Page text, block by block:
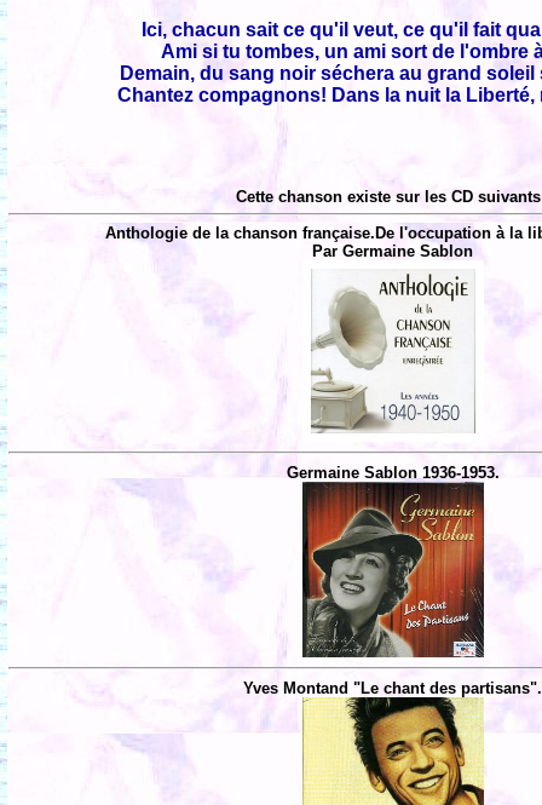
Ici, chacun sait ce qu'il veut, ce qu'il fait
Ami si tu tombes, un ami sort de l'ombre
Demain, du sang noir séchera au grand
Chantez compagnons! Dans la nuit la Liberté,
Cette chanson existe sur les CD
Anthologie de la chanson française.De l'occupation à la
Par Germaine Sablon
Germaine Sablon 1936-1953.
Yves Montand "Le chant des partisans".